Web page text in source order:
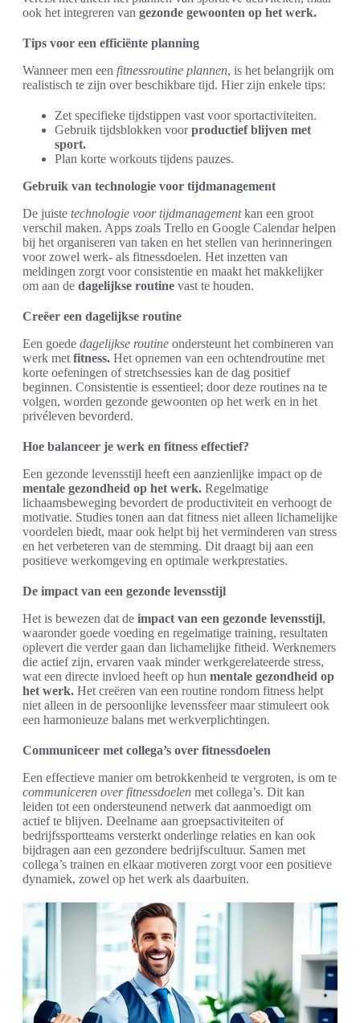
ook het integreren van gezonde gewoonten op het werk.
Tips voor een efficiënte planning
Wanneer men een fitnessroutine plannen, is het belangrijk om
realistisch te zijn over beschikbare tijd. Hier zijn enkele tips:
Zet specifieke tijdstippen vast voor sportactiviteiten.
Gebruik tijdsblokken voorproductief blijven met
sport.
Plan korte workouts tijdens pauzes.
Gebruik van technologie voor tijdmanagement
De juiste technologie voor tijdmanagementkan een groot
verschil maken. Apps zoals Trello en Google Calendar helpen
bij het organiseren van taken en het stellen van herinneringen
voor zowel werk- als fitnessdoelen. Het inzetten van
meldingen zorgt voor consistentie en maakt het makkelijker
om aan de dagelijkse routine vast te houden.
Creëer een dagelijkse routine
Een goede dagelijkse routine ondersteunt het combineren van
werk met fitness. Het opnemen van een ochtendroutine met
korte oefeningen of stretchsessies kan de dag positief
beginnen. Consistentie is essentieel; door deze routines na te
volgen, worden gezonde gewoonten op het werk en in het
privéleven bevorderd.
Hoe balanceer je werk en fitness effectief?
Een gezonde levensstijl heeft een aanzienlijke impact op de
mentale gezondheid op het werk. Regelmatige
lichaamsbeweging bevordert de productiviteit en verhoogt de
motivatie. Studies tonen aan dat fitness niet alleen lichamelijke
voordelen biedt, maar ook helpt bij het verminderen van stress
en het verbeteren van de stemming. Dit draagt bij aan een
positieve werkomgeving en optimale werkprestaties.
De impact van een gezonde levensstijl
Het is bewezen dat de impact van een gezonde levensstijl,
waaronder goede voeding en regelmatige training, resultaten
oplevert die verder gaan dan lichamelijke fitheid. Werknemers
die actief zijn, ervaren vaak minder werkgerelateerde stress,
wat een directe invloed heeft op hun mentale gezondheid op
het werk. Het creëren van een routine rondom fitness helpt
niet alleen in de persoonlijke levenssfeer maar stimuleert ook
een harmonieuze balans met werkverplichtingen.
Communiceer met collega’s over fitnessdoelen
Een effectieve manier om betrokkenheid te vergroten, is om te
communiceren over fitnessdoelen met collega’s. Dit kan
leiden tot een ondersteunend netwerk dat aanmoedigt om
actief te blijven. Deelname aan groepsactiviteiten of
bedrijfssportteams versterkt onderlinge relaties en kan ook
bijdragen aan een gezondere bedrijfscultuur. Samen met
collega’s trainen en elkaar motiveren zorgt voor een positieve
dynamiek, zowel op het werk als daarbuiten.